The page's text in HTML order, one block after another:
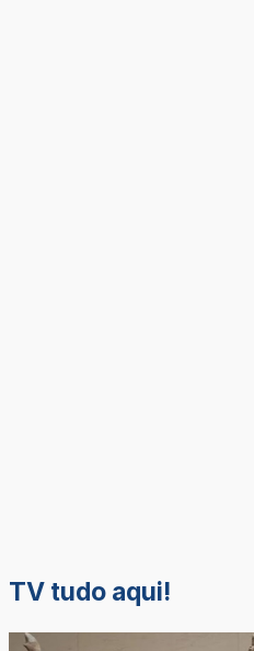
TV tudo aqui!